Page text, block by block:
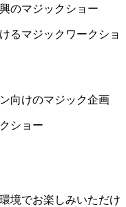
のマジックショー
るマジックワークショ
向けのマジック企画
ショー
境でお楽しみいただけ